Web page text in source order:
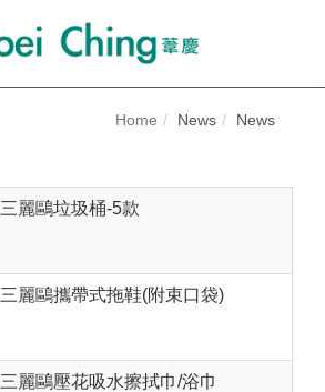
Home News News
三麗鷗垃圾桶-5款
三麗鷗攜帶式拖鞋(附束口袋)
三麗鷗壓花吸水擦拭巾/浴巾